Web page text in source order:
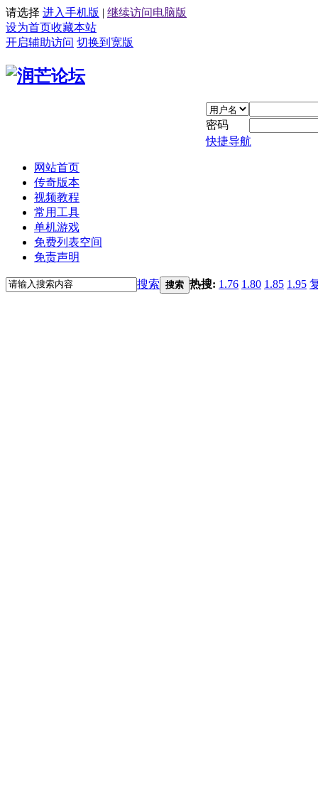
请选择 进入手机版 | 继续访问电脑版
设为首页收藏本站
开启辅助访问 切换到宽版
密码
快捷导航
网站首页
传奇版本
视频教程
常用工具
单机游戏
免费列表空间
免责声明
搜索 搜索 热搜: 1.76 1.80 1.85 1.95